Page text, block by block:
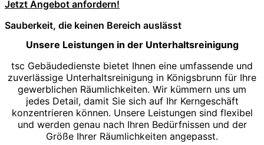
Jetzt Angebot anfordern!
Sauberkeit, die keinen Bereich auslässt
Unsere Leistungen in der Unterhaltsreinigung
tsc Gebäudedienste bietet Ihnen eine umfassende und
zuverlässige Unterhaltsreinigung in Königsbrunn für Ihre
gewerblichen Räumlichkeiten. Wir kümmern uns um
jedes Detail, damit Sie sich auf Ihr Kerngeschäft
konzentrieren können. Unsere Leistungen sind flexibel
und werden genau nach Ihren Bedürfnissen und der
Größe Ihrer Räumlichkeiten angepasst.